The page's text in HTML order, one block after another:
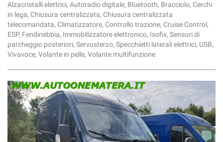
Alzacristalli elettrici, Autoradio digitale, Bluetooth, Bracciolo, Cerchi
in lega, Chiusura centralizzata, Chiusura centralizzata
telecomandata, Climatizzatore, Controllo trazione, Cruise Control,
ESP, Fendinebbia, Immobilizzatore elettronico, Isofix, Sensori di
parcheggio posteriori, Servosterzo, Specchietti laterali elettrici, USB,
Vivavoce, Volante in pelle, Volante multifunzione